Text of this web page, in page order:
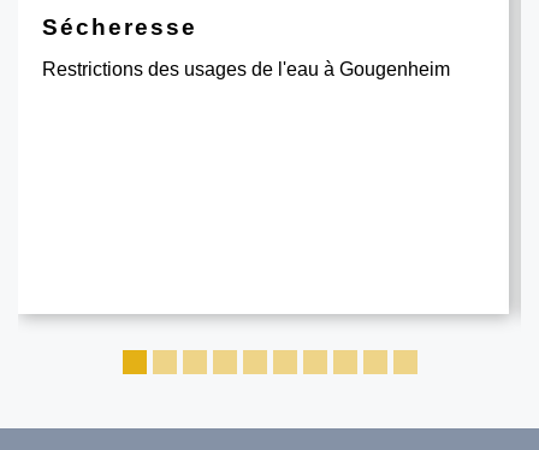
Sécheresse
Restrictions des usages de l'eau à Gougenheim